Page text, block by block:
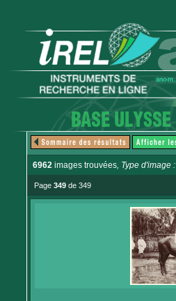
6962 images trouvées, Type d'image :
Page 349 de 349